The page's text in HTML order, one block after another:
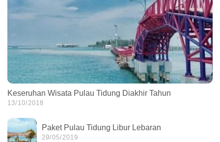
Keseruhan Wisata Pulau Tidung Diakhir Tahun
13/10/2018
Paket Pulau Tidung Libur Lebaran
29/05/2019